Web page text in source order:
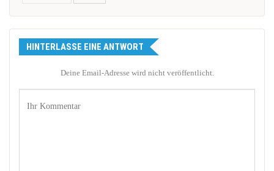
HINTERLASSE EINE ANTWORT
Deine Email-Adresse wird nicht veröffentlicht.